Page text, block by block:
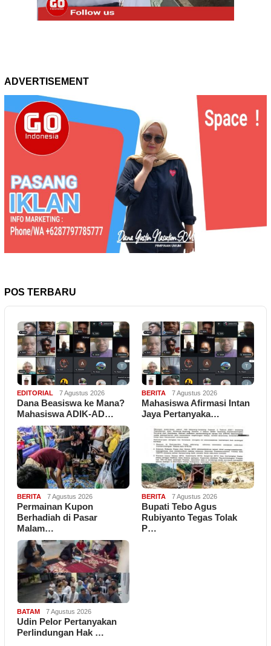
ADVERTISEMENT
POS TERBARU
EDITORIAL 7 Agustus 2026
Dana Beasiswa ke Mana?
Mahasiswa ADIK-AD…
BERITA 7 Agustus 2026
Mahasiswa Afirmasi Intan
Jaya Pertanyaka…
BERITA 7 Agustus 2026
Permainan Kupon
Berhadiah di Pasar
Malam…
BERITA 7 Agustus 2026
Bupati Tebo Agus
Rubiyanto Tegas Tolak
P…
BATAM 7 Agustus 2026
Udin Pelor Pertanyakan
Perlindungan Hak …